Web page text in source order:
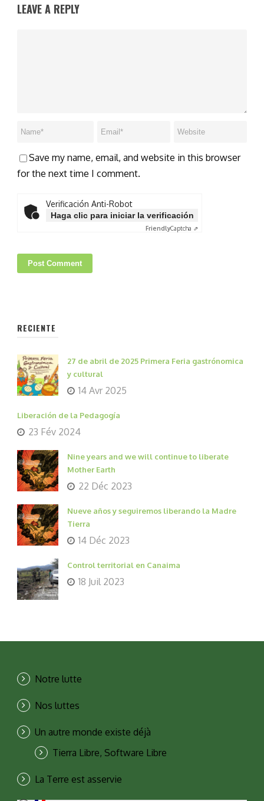
LEAVE A REPLY
Save my name, email, and website in this browser
for the next time I comment.
Verificación Anti-Robot
Haga clic para iniciar la verificación
FriendlyCaptcha ⇗
RECIENTE
27 de abril de 2025 Primera Feria gastrónomica
y cultural
14 Avr 2025
Liberación de la Pedagogía
23 Fév 2024
Nine years and we will continue to liberate
Mother Earth
22 Déc 2023
Nueve años y seguiremos liberando la Madre
Tierra
14 Déc 2023
Control territorial en Canaima
18 Juil 2023
Notre lutte
Nos luttes
Un autre monde existe déjà
Tierra Libre, Software Libre
La Terre est asservie